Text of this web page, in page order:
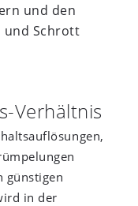
und den
und Schrott
Verhältnis
günstigen
in der